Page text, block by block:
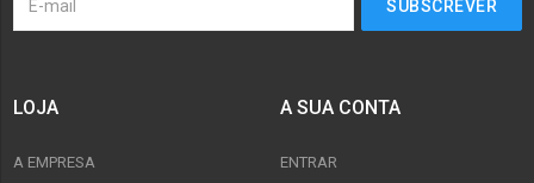
LOJA
A EMPRESA
A SUA CONTA
ENTRAR